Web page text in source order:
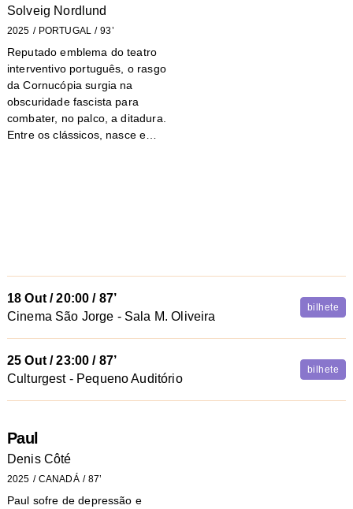
Solveig Nordlund
2025 PORTUGAL 93’
Reputado emblema do teatro
interventivo português, o rasgo
da Cornucópia surgia na
obscuridade fascista para
combater, no palco, a ditadura.
Entre os clássicos, nasce e…
18 Out /20:00 / 87’
Cinema São Jorge - Sala M. Oliveira
bilhete
25 Out /23:00 / 87’
Culturgest - Pequeno Auditório
bilhete
Paul
Denis Côté
2025 CANADÁ 87’
Paul sofre de depressão e